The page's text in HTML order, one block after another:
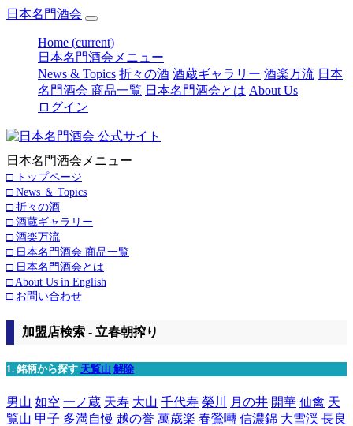
日本名門酒会
Home (current)
日本名門酒会メニュー
News & Topics 折々の酒 酒蔵ギャラリー 酒楽万流 日本
名門酒会 商品一覧 日本名門酒会とは About Us
ログイン
日本名門酒会メニュー
□ トップページ
□ News ＆ Topics
□ 折々の酒
□ 酒蔵ギャラリー
□ 酒楽万流
□ 日本名門酒会 商品一覧
□ 日本名門酒会とは
□ About Us in English
□ お問い合わせ
加盟店検索 - 立春朝搾り
1. 銘柄から探す 天覧山 解除
男山 如空 一ノ蔵 天寿 大山 千代寿 榮川 月の井 開華 仙禽 天
覧山 甲子 多満自慢 越の誉 萬歳楽 春鶯囀 信濃錦 大雪渓 長良